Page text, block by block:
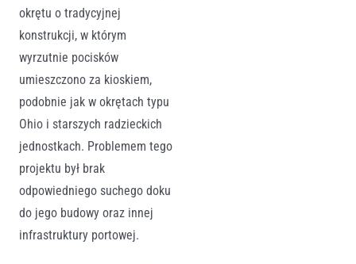
okrętu o tradycyjnej
konstrukcji, w którym
wyrzutnie pocisków
umieszczono za kioskiem,
podobnie jak w okrętach typu
Ohio i starszych radzieckich
jednostkach. Problemem tego
projektu był brak
odpowiedniego suchego doku
do jego budowy oraz innej
infrastruktury portowej.